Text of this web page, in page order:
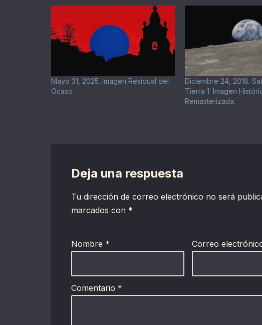
Mayo 31, 2025. Imagen Residual del
Ocaso
Diciembre 24, 2018.
Tierra 1: Imagen
Remasterizada.
Deja una respuesta
Tu dirección de correo electrónico no será
marcados con *
Nombre * Correo
Comentario *